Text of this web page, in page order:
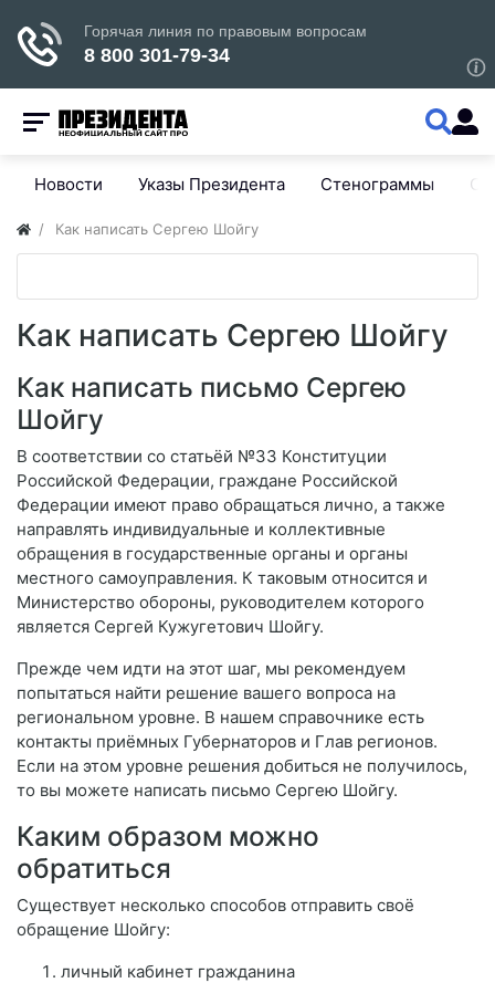
Новости Указы Президента Стенограммы
Как написать Сергею Шойгу
Как написать Сергею Шойгу
Как написать письмо Сергею
Шойгу
В соответствии со статьёй №33 Конституции
Российской Федерации, граждане Российской
Федерации имеют право обращаться лично, а также
направлять индивидуальные и коллективные
обращения в государственные органы и органы
местного самоуправления. К таковым относится и
Министерство обороны, руководителем которого
является Сергей Кужугетович Шойгу.
Прежде чем идти на этот шаг, мы рекомендуем
попытаться найти решение вашего вопроса на
региональном уровне. В нашем справочнике есть
контакты приёмных Губернаторов и Глав регионов.
Если на этом уровне решения добиться не получилось,
то вы можете написать письмо Сергею Шойгу.
Каким образом можно
обратиться
Существует несколько способов отправить своё
обращение Шойгу:
личный кабинет гражданина